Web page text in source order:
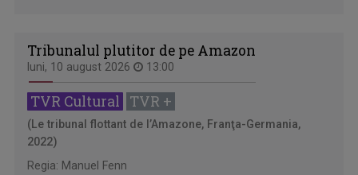
Tribunalul plutitor de pe Amazon
luni, 10 august 2026 13:00
TVR Cultural TVR +
(Le tribunal flottant de l’Amazone, Franţa-Germania,
2022)
Regia: Manuel Fenn